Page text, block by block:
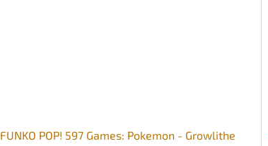
FUNKO POP! 597 Games: Pokemon - Growlithe